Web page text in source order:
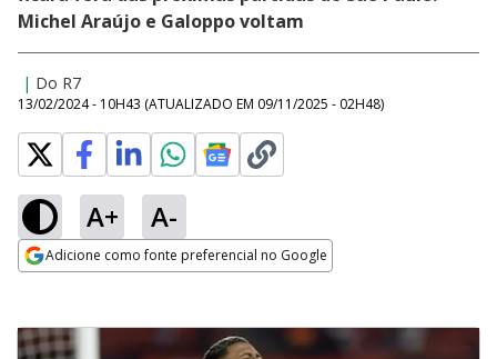
Michel Araújo e Galoppo voltam
| Do R7
13/02/2024 - 10H43 (ATUALIZADO EM 09/11/2025 - 02H48)
A+ A-
Adicione como fonte preferencial no Google